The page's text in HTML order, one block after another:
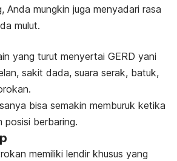
Anda mungkin juga menyadari rasa
mulut.
yang turut menyertai GERD yani
sakit dada, suara serak, batuk,
bisa semakin memburuk ketika
posisi berbaring.
memiliki lendir khusus yang